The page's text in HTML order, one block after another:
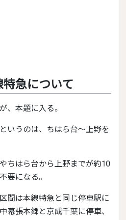
特急について
、本題に入る。
要になる。
幕張本郷と京成千葉に停車、